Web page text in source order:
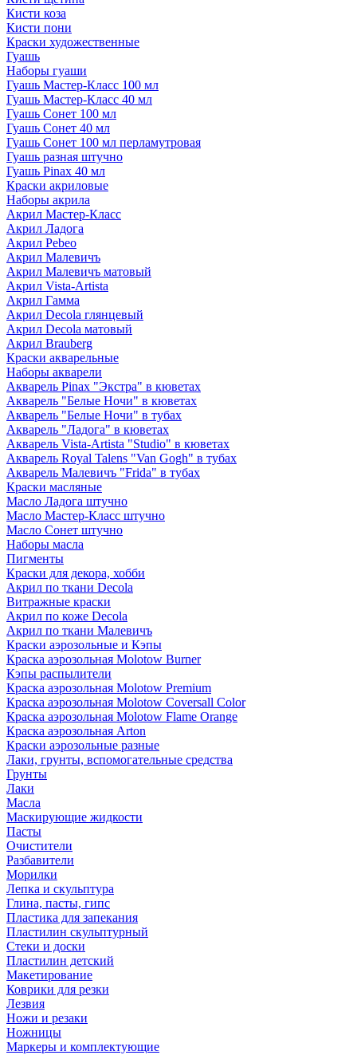
Кисти коза
Кисти пони
Краски художественные
Гуашь
Наборы гуаши
Гуашь Мастер-Класс 100 мл
Гуашь Мастер-Класс 40 мл
Гуашь Сонет 100 мл
Гуашь Сонет 40 мл
Гуашь Сонет 100 мл перламутровая
Гуашь разная штучно
Гуашь Pinax 40 мл
Краски акриловые
Наборы акрила
Акрил Мастер-Класс
Акрил Ладога
Акрил Pebeo
Акрил Малевичъ
Акрил Малевичъ матовый
Акрил Vista-Artista
Акрил Гамма
Акрил Decola глянцевый
Акрил Decola матовый
Акрил Brauberg
Краски акварельные
Наборы акварели
Акварель Pinax "Экстра" в кюветах
Акварель "Белые Ночи" в кюветах
Акварель "Белые Ночи" в тубах
Акварель "Ладога" в кюветах
Акварель Vista-Artista "Studio" в кюветах
Акварель Royal Talens "Van Gogh" в тубах
Акварель Малевичъ "Frida" в тубах
Краски масляные
Масло Ладога штучно
Масло Мастер-Класс штучно
Масло Сонет штучно
Наборы масла
Пигменты
Краски для декора, хобби
Акрил по ткани Decola
Витражные краски
Акрил по коже Decola
Акрил по ткани Малевичъ
Краски аэрозольные и Кэпы
Краска аэрозольная Molotow Burner
Кэпы распылители
Краска аэрозольная Molotow Premium
Краска аэрозольная Molotow Coversall Color
Краска аэрозольная Molotow Flame Orange
Краска аэрозольная Arton
Краски аэрозольные разные
Лаки, грунты, вспомогательные средства
Грунты
Лаки
Масла
Маскирующие жидкости
Пасты
Очистители
Разбавители
Морилки
Лепка и скульптура
Глина, пасты, гипс
Пластика для запекания
Пластилин скульптурный
Стеки и доски
Пластилин детский
Макетирование
Коврики для резки
Лезвия
Ножи и резаки
Ножницы
Маркеры и комплектующие